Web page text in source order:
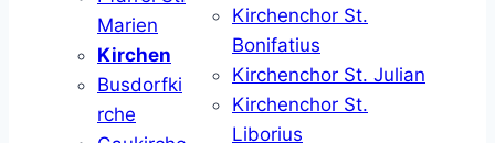
Marien
Kirchen
Busdorfki
rche
Kirchenchor St.
Bonifatius
Kirchenchor St. Julian
Kirchenchor St.
Liborius